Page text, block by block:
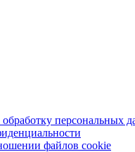
персональных
файлов cookie